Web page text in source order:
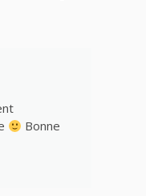
Bonne